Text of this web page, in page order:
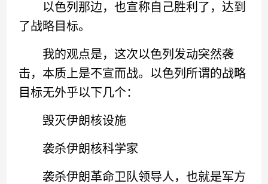
以色列那边，也宣称自己胜利了，达到
了战略目标。
我的观点是，这次以色列发动突然袭
击，本质上是不宣而战。以色列所谓的战略
目标无外乎以下几个：
毁灭伊朗核设施
袭杀伊朗核科学家
袭杀伊朗革命卫队领导人，也就是军方